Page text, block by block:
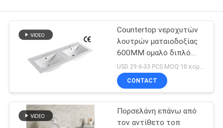
ΠΡΟΪΌΝΤΑ
ΠΕΡΊΠΟΥ
ΕΜΕΊΣ
ΓΎΡΟΣ
ΕΡΓΟΣΤΑΣΊΩΝ
Countertop νεροχυτών
λουτρών ματαιοδοξίας
600MM ομαλό διπλό
σκάφος τοπ λούστρου USD 29.6-33 PCS MOQ:10 κομμάτια
CONTACT
Πορσελάνη επάνω από
τον αντίθετο τοπ